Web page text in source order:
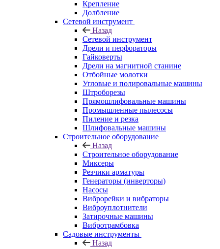
Крепление
Долбление
Сетевой инструмент
Назад
Сетевой инструмент
Дрели и перфораторы
Гайковерты
Дрели на магнитной станине
Отбойные молотки
Угловые и полировальные машины
Штроборезы
Прямошлифовальные машины
Промышленные пылесосы
Пиление и резка
Шлифовальные машины
Строительное оборудование
Назад
Строительное оборудование
Миксеры
Резчики арматуры
Генераторы (инверторы)
Насосы
Виброрейки и вибраторы
Виброуплотнители
Затирочные машины
Вибротрамбовка
Садовые инструменты
Назад